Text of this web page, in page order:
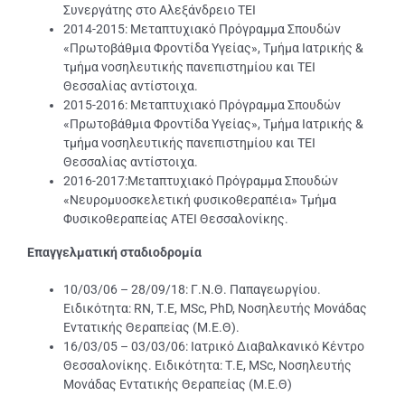
Συνεργάτης στο Αλεξάνδρειο ΤΕΙ
2014-2015: Μεταπτυχιακό Πρόγραμμα Σπουδών
«Πρωτοβάθμια Φροντίδα Υγείας», Τμήμα Ιατρικής &
τμήμα νοσηλευτικής πανεπιστημίου και ΤΕΙ
Θεσσαλίας αντίστοιχα.
2015-2016: Μεταπτυχιακό Πρόγραμμα Σπουδών
«Πρωτοβάθμια Φροντίδα Υγείας», Τμήμα Ιατρικής &
τμήμα νοσηλευτικής πανεπιστημίου και ΤΕΙ
Θεσσαλίας αντίστοιχα.
2016-2017:Μεταπτυχιακό Πρόγραμμα Σπουδών
«Νευρομυοσκελετική φυσικοθεραπέια» Τμήμα
Φυσικοθεραπείας ΑΤΕΙ Θεσσαλονίκης.
Επαγγελματική σταδιοδρομία
10/03/06 – 28/09/18: Γ.Ν.Θ. Παπαγεωργίου.
Ειδικότητα: RN, Τ.Ε, MSc, PhD, Νοσηλευτής Μονάδας
Εντατικής Θεραπείας (Μ.Ε.Θ).
16/03/05 – 03/03/06: Ιατρικό Διαβαλκανικό Κέντρο
Θεσσαλονίκης. Ειδικότητα: Τ.Ε, MSc, Νοσηλευτής
Μονάδας Εντατικής Θεραπείας (Μ.Ε.Θ)